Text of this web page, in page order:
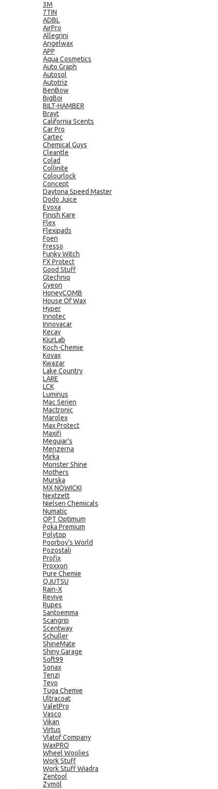
3M
7TIN
ADBL
AirPro
Allegrini
Angelwax
APP
Aqua Cosmetics
Auto Graph
Autosol
Autotriz
BenBow
BigBoi
BILT-HAMBER
Brayt
California Scents
Car Pro
Cartec
Chemical Guys
Cleantle
Colad
Collinite
Colourlock
Concept
Daytona Speed Master
Dodo Juice
Evoxa
Finish Kare
Flex
Flexipads
Foen
Fresso
Funky Witch
FX Protect
Good Stuff
Gtechniq
Gyeon
HoneyCOMB
House Of Wax
Hyper
Innotec
Innovacar
Kecav
KiurLab
Koch-Chemie
Kovax
Kwazar
Lake Country
LARE
LCK
Luminus
Mac Serien
Mactronic
Marolex
Max Protect
Maxifi
Meguiar's
Menzerna
Mirka
Monster Shine
Mothers
Murska
MX NOWICKI
Nextzett
Nielsen Chemicals
Numatic
OPT Optimum
Poka Premium
Polytop
Poorboy's World
Pozostali
Profix
Proxxon
Pure Chemie
QJUTSU
Rain-X
Revive
Rupes
Santoemma
Scangrip
Scentway
Schuller
ShineMate
Shiny Garage
Soft99
Sonax
Tenzi
Tevo
Tuga Chemie
Ultracoat
ValetPro
Vasco
Vikan
Virtus
Vlatof Company
WaxPRO
Wheel Woolies
Work Stuff
Work Stuff Wiadra
Zentool
Zymöl